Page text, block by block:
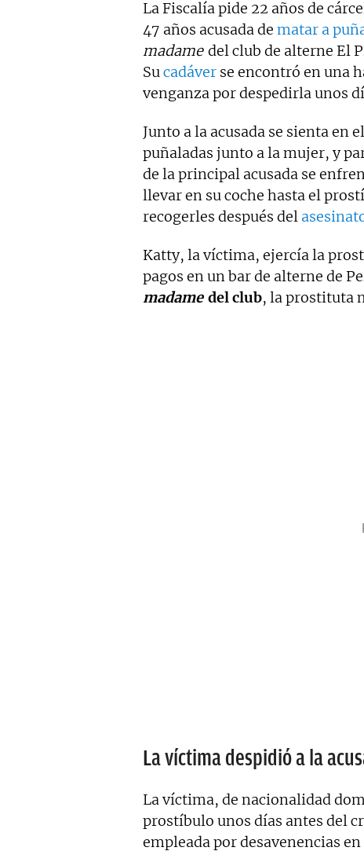
mentiras" y "Tras el muro".
La Fiscalía pide 22 años de
47 años acusada de matar a
madame del club de alterne El
Sucadáver se encontró en una
venganza por despedirla unos
Junto a la acusada se sienta en
puñaladas junto a la mujer, y
de la principal acusada se
llevar en su coche hasta el
recogerles después del
Katty, la víctima, ejercía la
pagos en un bar de alterne de
madame del club, la prostituta
La víctima despidió a la
La víctima, de nacionalidad
prostíbulo unos días antes del
empleada por desavenencias